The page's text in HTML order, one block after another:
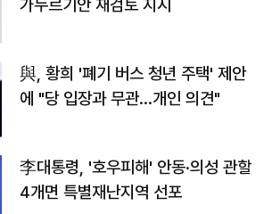
가누르기안 재검토 지시
與, 황희 '폐기 버스 청년 주택' 제안
에 "당 입장과 무관…개인 의견"
李대통령, '호우피해' 안동·의성 관할
4개면 특별재난지역 선포